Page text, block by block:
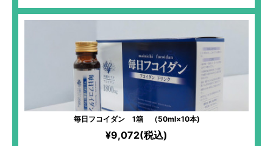
毎日フコイダン 1箱 （50ml×10本)
¥9,072(税込)